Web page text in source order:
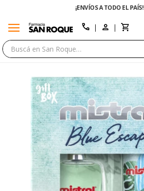
¡ENVÍOS A TODO EL PAÍS!
menu call
close